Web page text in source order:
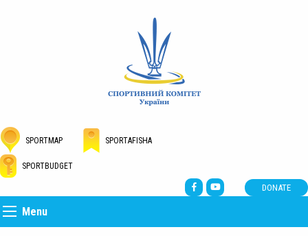
SPORTMAP SPORTAFISHA
SPORTBUDGET
DONATE
Menu